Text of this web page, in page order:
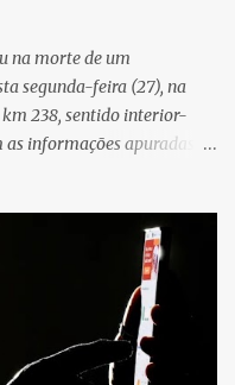
na morte de um
segunda-feira (27), na
km 238, sentido interior-
as informações apuradas no
devido a obras
ocorreu o impacto. Com
arremessado ao solo.
teria se desprendido
gravíssimos e
e de atendimento da